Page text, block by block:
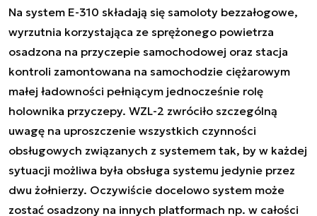
Na system E-310 składają się samoloty bezzałogowe,
wyrzutnia korzystająca ze sprężonego powietrza
osadzona na przyczepie samochodowej oraz stacja
kontroli zamontowana na samochodzie ciężarowym
małej ładowności pełniącym jednocześnie rolę
holownika przyczepy. WZL-2 zwróciło szczególną
uwagę na uproszczenie wszystkich czynności
obsługowych związanych z systemem tak, by w każdej
sytuacji możliwa była obsługa systemu jedynie przez
dwu żołnierzy. Oczywiście docelowo system może
zostać osadzony na innych platformach np. w całości